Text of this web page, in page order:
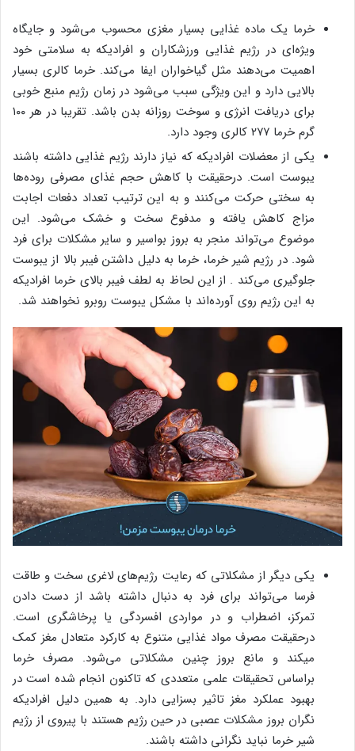
خرما یک ماده غذایی بسیار مغزی محسوب می‌شود و جایگاه
ویژه‌ای در رژیم غذایی ورزشکاران و افرادیکه به سلامتی خود
اهمیت می‌دهند مثل گیاخواران ایفا می‌کند. خرما کالری بسیار
بالایی دارد و این ویژگی سبب می‌شود در زمان رژیم منبع خوبی
برای دریافت انرژی و سوخت روزانه بدن باشد. تقریبا در هر ۱۰۰
گرم خرما ۲۷۷ کالری وجود دارد.
یکی از معضلات افرادیکه که نیاز دارند رژیم غذایی داشته باشند
یبوست است. درحقیقت با کاهش حجم غذای مصرفی روده‌ها
به سختی حرکت می‌کنند و به این ترتیب تعداد دفعات اجابت
مزاج کاهش یافته و مدفوع سخت و خشک می‌شود. این
موضوع می‌تواند منجر به بروز بواسیر و سایر مشکلات برای فرد
شود. در رژیم شیر خرما، خرما به دلیل داشتن فیبر بالا از یبوست
جلوگیری می‌کند . از این لحاظ به لطف فیبر بالای خرما افرادیکه
به این رژیم روی آورده‌اند با مشکل یبوست روبرو نخواهند شد.
یکی دیگر از مشکلاتی که رعایت رژیم‌های لاغری سخت و طاقت
فرسا می‎‌تواند برای فرد به دنبال داشته باشد از دست دادن
تمرکز، اضطراب و در مواردی افسردگی یا پرخاشگری است.
درحقیقت مصرف مواد غذایی متنوع به کارکرد متعادل مغز کمک
می‎کند و مانع بروز چنین مشکلاتی می‌شود. مصرف خرما
براساس تحقیقات علمی متعددی که تاکنون انجام شده است در
بهبود عملکرد مغز تاثیر بسزایی دارد. به همین دلیل افرادیکه
نگران بروز مشکلات عصبی در حین رژیم هستند با پیروی از رژیم
شیر خرما نباید نگرانی داشته باشند.